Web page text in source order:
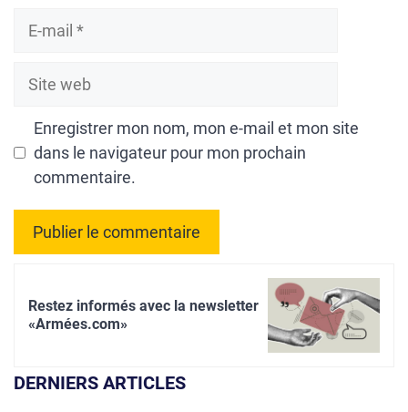
Site
Enregistrer mon nom, mon e-mail et mon site
dans le navigateur pour mon prochain
commentaire.
r
Restez informés avec la newsletter
«Armées.com»
DERNIERS ARTICLES